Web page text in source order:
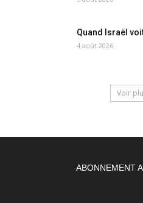
Quand Israël
4 août 2026
Voir
ABONNEMENT